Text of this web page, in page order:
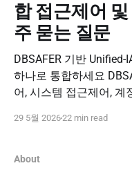
합 접근제어
주 묻는 질문
DBSAFER 기반
하나로 통합하세요 DBSAFER / Unified-IAM은 DB 접근제
어, 시스템 접근제어, 계
루션입니다. 계정·권한·
기 PNPSECURE ·
29 5월 202622 min read
About